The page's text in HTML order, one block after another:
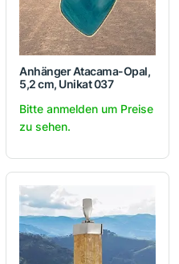
Anhänger Atacama-Opal,
5,2 cm, Unikat 037
Bitte anmelden um Preise
zu sehen.